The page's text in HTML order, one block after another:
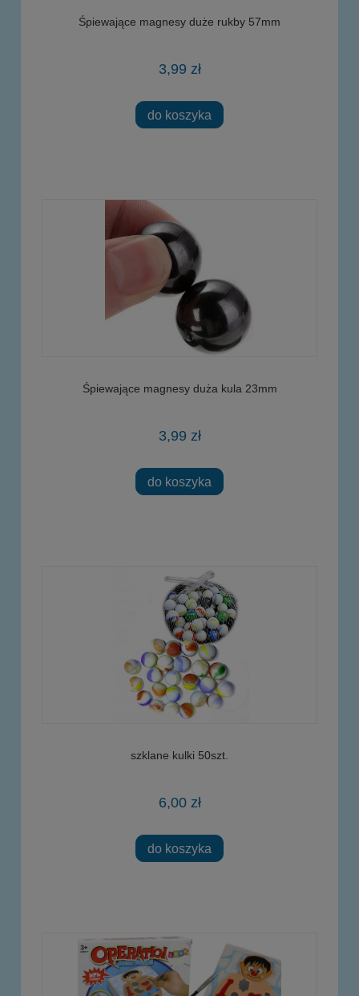
Śpiewające magnesy duże rukby 57mm
3,99 zł
do koszyka
Śpiewające magnesy duża kula 23mm
3,99 zł
do koszyka
szklane kulki 50szt.
6,00 zł
do koszyka